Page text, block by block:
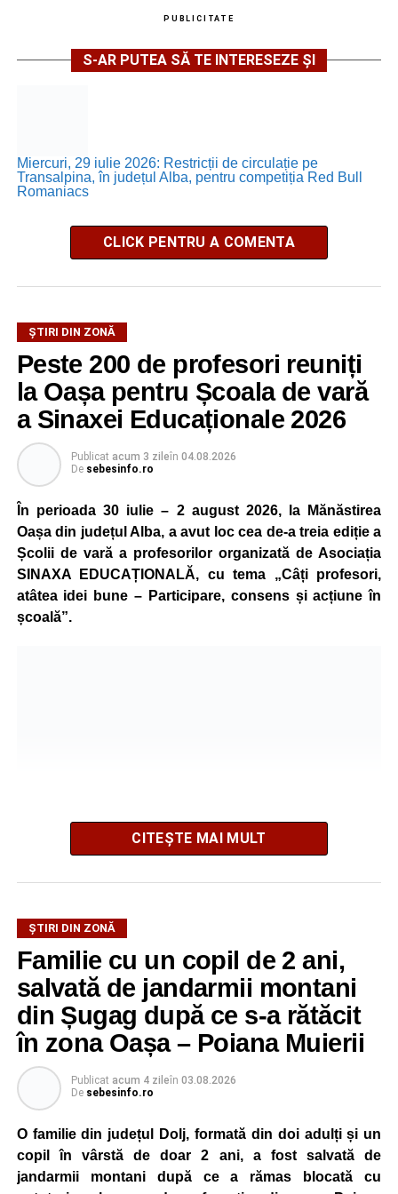
PUBLICITATE
S-AR PUTEA SĂ TE INTERESEZE ȘI
Miercuri, 29 iulie 2026: Restricții de circulație pe
Transalpina, în județul Alba, pentru competiția Red Bull
Romaniacs
CLICK PENTRU A COMENTA
ȘTIRI DIN ZONĂ
Peste 200 de profesori reuniți
la Oașa pentru Școala de vară
a Sinaxei Educaționale 2026
Publicat acum 3 zileîn 04.08.2026
De sebesinfo.ro
În perioada 30 iulie – 2 august 2026, la Mănăstirea
Oașa din județul Alba, a avut loc cea de-a treia ediție a
Școlii de vară a profesorilor organizată de Asociația
SINAXA EDUCAȚIONALĂ, cu tema „Câți profesori,
atâtea idei bune – Participare, consens și acțiune în
școală”.
La ediția din acest an au participat peste 200 de cadre
didactice din întreaga țară. Printre participanți s-au aflat
profesori debutanți, profesori cu experiență, inspectori
școlari, directori de școli, consilieri școlari, educatori și
învățători, reprezentând aproape toate disciplinele din
sistemul de învățământ.
Participare, consens și asumare în școală
Tema ediției din acest an a pornit de la convingerea că
importante resurse: experiența profesorilor. Provocarea nu
este lipsa ideilor, ci identificarea unor contexte în care
acestea să poată fi ascultate, validate și transformate în
CITEȘTE MAI MULT
ȘTIRI DIN ZONĂ
Familie cu un copil de 2 ani,
salvată de jandarmii montani
din Șugag după ce s-a rătăcit
în zona Oașa – Poiana Muierii
Publicat acum 4 zileîn 03.08.2026
De sebesinfo.ro
O familie din județul Dolj, formată din doi adulți și un
copil în vârstă de doar 2 ani, a fost salvată de
jandarmii montani după ce a rămas blocată cu